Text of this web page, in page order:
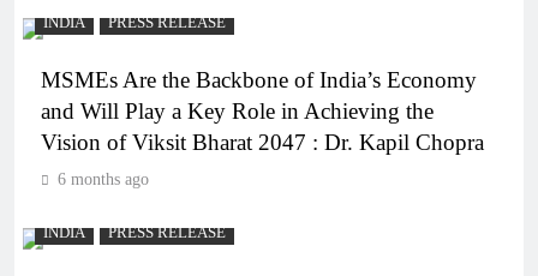
INDIA PRESS RELEASE
MSMEs Are the Backbone of India’s Economy
and Will Play a Key Role in Achieving the
Vision of Viksit Bharat 2047 : Dr. Kapil Chopra
6 months ago
INDIA PRESS RELEASE